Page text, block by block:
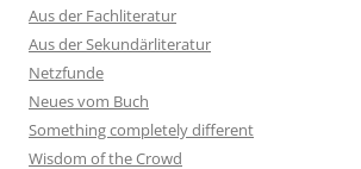
Aus der Fachliteratur
Aus der Sekundärliteratur
Netzfunde
Neues vom Buch
Something completely different
Wisdom of the Crowd